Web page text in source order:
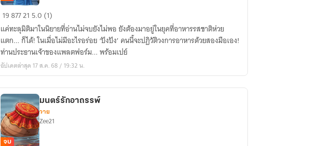
ยอด
เชฟ
สตรี
ม
เม
อร์
จักรวาล
(The
Galactic
Chef
Streamer)
1987721 5.0 (1)
แค่ทะลุมิติมาในนิยายที่อ่านไม่จบยังไม่พอ ยังต้องมาอยู่ในยุคที่อาหารรสชาติห่วย
แตก... ก็ได้! ในเมื่อไม่มีอะไรอร่อย ‘ปังปัง’ คนนี้จะปฏิวัติวงการอาหารด้วยสองมือเอง!
ท่านประธานเจ้าของแพลตฟอร์ม... พร้อมเปย์
อัปเดตล่าสุด 17 ส.ค. 68 / 19:32 น.
จบ
มนตร์รักอาถรรพ์
วาย
Zee21